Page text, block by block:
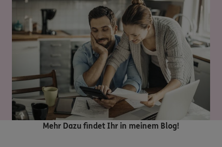
Mehr Dazu findet Ihr in meinem Blog!